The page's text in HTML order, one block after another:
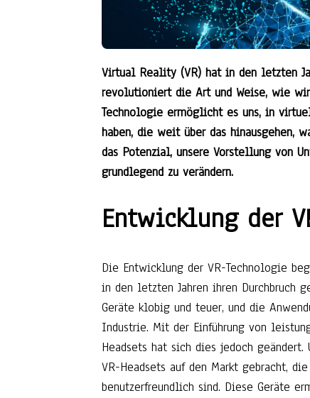
Virtual Reality (VR) hat in den letzten
revolutioniert die Art und Weise, wie
Technologie ermöglicht es uns, in
haben, die weit über das hinausgehen,
das Potenzial, unsere Vorstellung von
grundlegend zu verändern.
Entwicklung der
Die Entwicklung der VR-Technologie
in den letzten Jahren ihren Durchbruch
Geräte klobig und teuer, und die
Industrie. Mit der Einführung von
Headsets hat sich dies jedoch geändert.
VR-Headsets auf den Markt gebracht,
benutzerfreundlich sind. Diese Geräte